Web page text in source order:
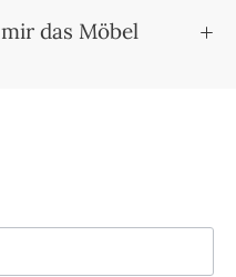
das Möbel